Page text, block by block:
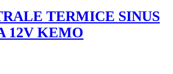
TERMICE SINUS
12V KEMO